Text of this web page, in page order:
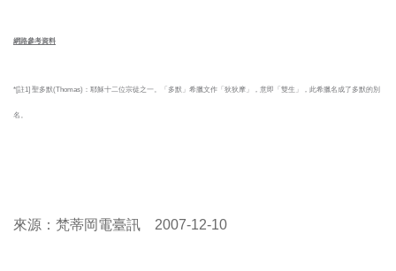
網路參考資料
*[註1] 聖多默(Thomas)：耶穌十二位宗徒之一。「多默」希臘文作「狄狄摩」，意即「雙生」，此希臘名成了多默的別
名。
來源： 梵蒂岡電臺訊 2007-12-10